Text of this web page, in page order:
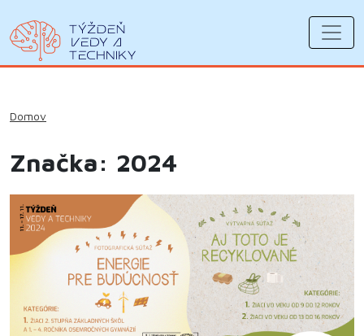
Domov
Značka: 2024